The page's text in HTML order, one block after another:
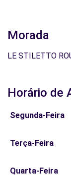
Morada
LE STILETTO
Horário de
Segunda-Feira
Terça-Feira
Quarta-Feira